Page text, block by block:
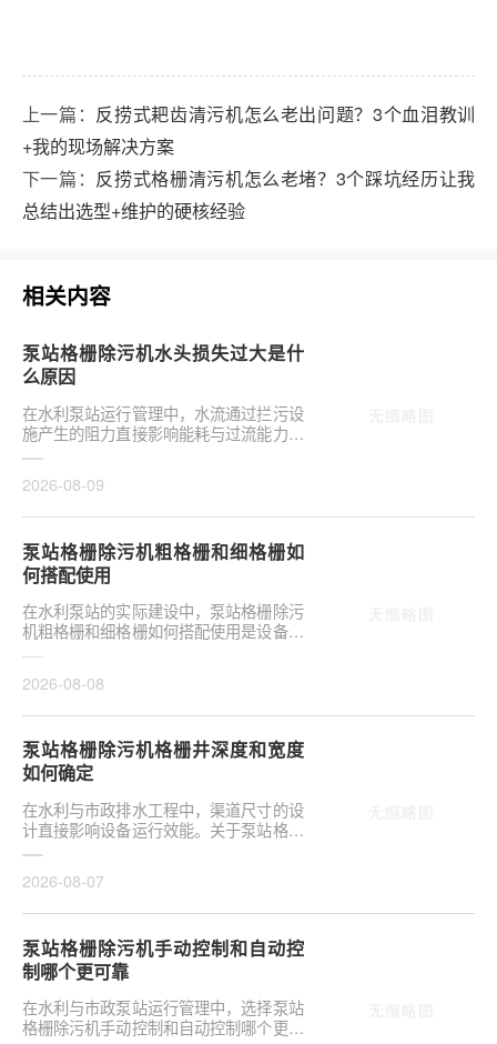
上一篇： 反捞式耙齿清污机怎么老出问题？3个血泪教训
+我的现场解决方案
下一篇： 反捞式格栅清污机怎么老堵？3个踩坑经历让我
总结出选型+维护的硬核经验
相关内容
泵站格栅除污机水头损失过大是什
么原因
在水利泵站运行管理中，水流通过拦污设
施产生的阻力直接影响能耗与过流能力。
许多工程技术人员关注泵站格栅除污机水
2026-08-09
泵站格栅除污机粗格栅和细格栅如
何搭配使用
在水利泵站的实际建设中，泵站格栅除污
机粗格栅和细格栅如何搭配使用是设备选
型的关键环节。合理配置直接影响后续水
2026-08-08
泵站格栅除污机格栅井深度和宽度
如何确定
在水利与市政排水工程中，渠道尺寸的设
计直接影响设备运行效能。关于泵站格栅
除污机格栅井深度和宽度如何确定，是前
2026-08-07
泵站格栅除污机手动控制和自动控
制哪个更可靠
在水利与市政泵站运行管理中，选择泵站
格栅除污机手动控制和自动控制哪个更可